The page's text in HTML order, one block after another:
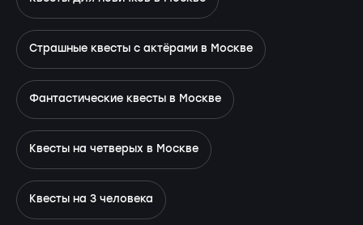
Страшные квесты с актёрами в Москве
Фантастические квесты в Москве
Квесты на четверых в Москве
Квесты на 3 человека